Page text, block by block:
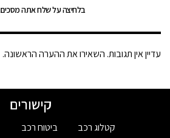
בלחיצה על שלח אתה מסכים
עדיין אין תגובות. השאירו את ההערה הראשונה.
קישורים
קטלוג רכב
ביטוח רכב